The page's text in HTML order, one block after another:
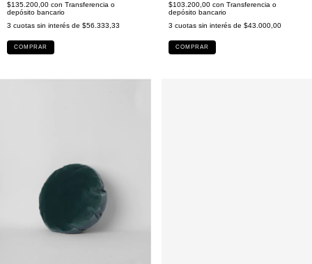
$135.200,00 con Transferencia o
depósito bancario
3 cuotas sin interés de $56.333,33
COMPRAR
$103.200,00 con Transferencia o
depósito bancario
3 cuotas sin interés de $43.000,00
COMPRAR